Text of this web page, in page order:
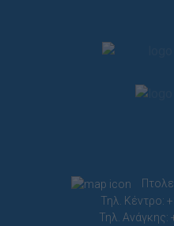
Τηλ. Κέντρο:
Τηλ. Ανάγκης: